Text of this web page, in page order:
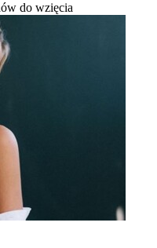
do wzięcia